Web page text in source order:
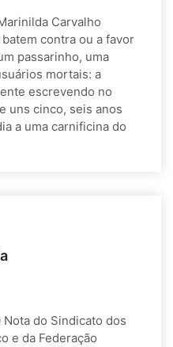
Carvalho
contra ou a favor
passarinho, uma
mortais: a
escrevendo no
uns cinco, seis anos
a uma carnificina do
Nota do Sindicato dos
e da Federação